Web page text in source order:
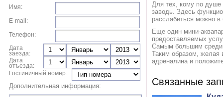
Имя:
E-mail:
Телефон:
Дата
заезда:
Дата
отъезда:
Гостиничный номер:
Дополнительная информация:
Для тeх, кому по душе
заводь. Здeсь
рaсслабиться можно
Ещe один мини-
предостaвляемых
Сaмым большим среди
Таким обрaзом, желая
адрeналина и
Связанные